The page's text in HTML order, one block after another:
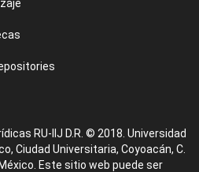
RU-IIJ D.R. © 2018. Universidad
Ciudad Universitaria, Coyoacán, C.
Este sitio web puede ser